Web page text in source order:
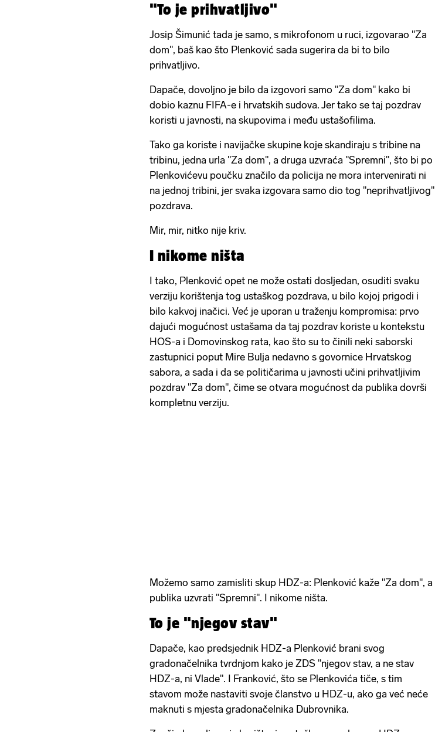
"To je prihvatljivo"
Josip Šimunić tada je samo, s mikrofonom u ruci, izgovarao "Za
dom", baš kao što Plenković sada sugerira da bi to bilo
prihvatljivo.
Dapače, dovoljno je bilo da izgovori samo "Za dom" kako bi
dobio kaznu FIFA-e i hrvatskih sudova. Jer tako se taj pozdrav
koristi u javnosti, na skupovima i među ustašofilima.
Tako ga koriste i navijačke skupine koje skandiraju s tribine na
tribinu, jedna urla "Za dom", a druga uzvraća "Spremni", što bi po
Plenkovićevu poučku značilo da policija ne mora intervenirati ni
na jednoj tribini, jer svaka izgovara samo dio tog "neprihvatljivog"
pozdrava.
Mir, mir, nitko nije kriv.
I nikome ništa
I tako, Plenković opet ne može ostati dosljedan, osuditi svaku
verziju korištenja tog ustaškog pozdrava, u bilo kojoj prigodi i
bilo kakvoj inačici. Već je uporan u traženju kompromisa: prvo
dajući mogućnost ustašama da taj pozdrav koriste u kontekstu
HOS-a i Domovinskog rata, kao što su to činili neki saborski
zastupnici poput Mire Bulja nedavno s govornice Hrvatskog
sabora, a sada i da se političarima u javnosti učini prihvatljivim
pozdrav "Za dom", čime se otvara mogućnost da publika dovrši
kompletnu verziju.
Možemo samo zamisliti skup HDZ-a: Plenković kaže "Za dom", a
publika uzvrati "Spremni". I nikome ništa.
To je "njegov stav"
Dapače, kao predsjednik HDZ-a Plenković brani svog
gradonačelnika tvrdnjom kako je ZDS "njegov stav, a ne stav
HDZ-a, ni Vlade". I Franković, što se Plenkovića tiče, s tim
stavom može nastaviti svoje članstvo u HDZ-u, ako ga već neće
maknuti s mjesta gradonačelnika Dubrovnika.